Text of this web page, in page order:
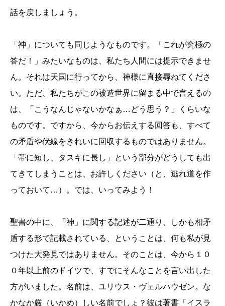
話を戻しましょう。
「神」についても同じようなものです。「これが究極の
答だ！」みたいなものは、私たち人間には提示できませ
ん。それは天国に行ってから、神様に直接尋ねてくださ
い。ただ、私たちがこの被造世界に留まる中で言えるの
は、「こうなんじゃないかなぁ…どう思う？」くらいな
ものです。ですから、今からお伝えする回答も、すべて
の矛盾や伏線をきれいに回収するものではありません。
「帯に短し、タスキに長し」という部分がどうしても出
てきてしまうことは、お許しください（と、逃れ道を作
っておいて…）。では、いってみよう！
聖書の中に、「神」に関する記述が二通り、しかも相矛
盾する形で記載されている、ということは、何も私が見
つけた大発見ではありません。そのことは、今から１０
０年以上前のドイツで、すでにそんなことを言い出した
方がいました。名前は、ユリウス・ヴェルハウゼン。な
かなか厳（いかめ）しい名前でしょ？彼は著書「イスラ